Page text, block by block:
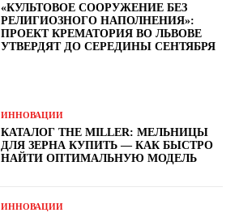
«КУЛЬТОВОЕ СООРУЖЕНИЕ БЕЗ
РЕЛИГИОЗНОГО НАПОЛНЕНИЯ»:
ПРОЕКТ КРЕМАТОРИЯ ВО ЛЬВОВЕ
УТВЕРДЯТ ДО СЕРЕДИНЫ СЕНТЯБРЯ
ИННОВАЦИИ
КАТАЛОГ THE MILLER: МЕЛЬНИЦЫ
ДЛЯ ЗЕРНА КУПИТЬ — КАК БЫСТРО
НАЙТИ ОПТИМАЛЬНУЮ МОДЕЛЬ
ИННОВАЦИИ